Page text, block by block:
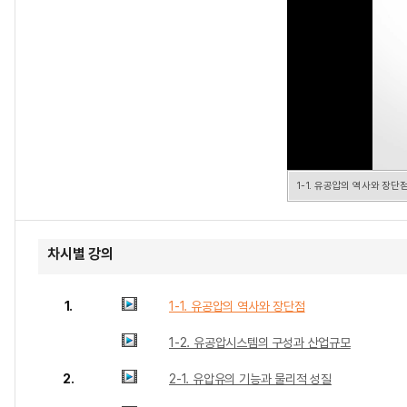
1-1. 유공압의 역사와 장단
차시별 강의
1. 1-1. 유공압의 역사와 장단점
1-2. 유공압시스템의 구성과 산업규모
2. 2-1. 유압유의 기능과 물리적 성질